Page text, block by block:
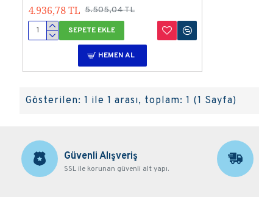
4.936,78 TL 5.505,04 TL
SEPETE EKLE
HEMEN AL
Gösterilen: 1 ile 1 arası, toplam: 1 (1 Sayfa)
Güvenli Alışveriş
SSL ile korunan güvenli alt yapı.